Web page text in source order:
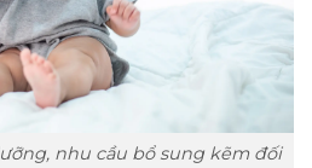
nhu cầu bổ sung kẽm đối